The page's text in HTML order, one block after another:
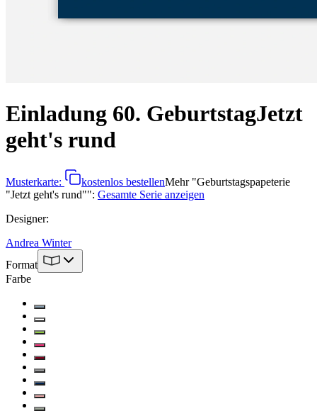
Einladung 60. GeburtstagJetzt
geht's rund
Musterkarte: kostenlos bestellenMehr"Geburtstagspapeterie
"Jetzt geht's rund"": Gesamte Serie anzeigen
Designer:
Andrea Winter
Format
Farbe